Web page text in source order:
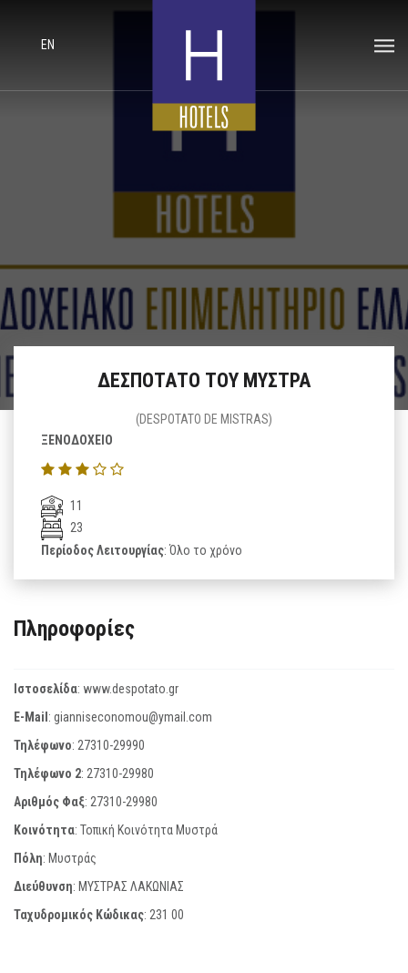
EN
ΔΕΣΠΟΤΑΤΟ ΤΟΥ ΜΥΣΤΡΑ
(DESPOTATO DE MISTRAS)
ΞΕΝΟΔΟΧΕΙΟ
11
23
Περίοδος Λειτουργίας: Όλο το χρόνο
Πληροφορίες
Ιστοσελίδα: www.despotato.gr
E-Mail: gianniseconomou@ymail.com
Τηλέφωνο: 27310-29990
Τηλέφωνο 2: 27310-29980
Αριθμός Φαξ: 27310-29980
Κοινότητα: Τοπική Κοινότητα Μυστρά
Πόλη: Μυστράς
Διεύθυνση: ΜΥΣΤΡΑΣ ΛΑΚΩΝΙΑΣ
Ταχυδρομικός Κώδικας: 231 00